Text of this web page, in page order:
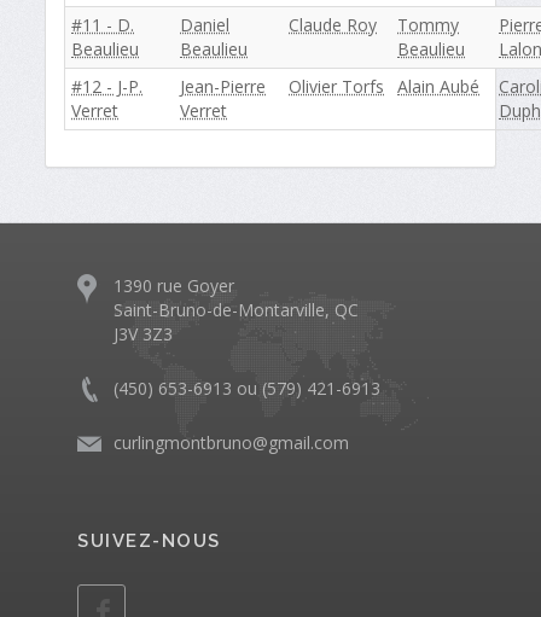
#11 - D.
Beaulieu
Daniel
Beaulieu
Claude Roy
Tommy
Beaulieu
#12 - J-P.
Verret
Jean-Pierre
Verret
Olivier Torfs Alain Aubé
1390 rue Goyer
Saint-Bruno-de-Montarville, QC
J3V 3Z3
(450) 653-6913 ou (579) 421-6913
curlingmontbruno@gmail.com
SUIVEZ-NOUS